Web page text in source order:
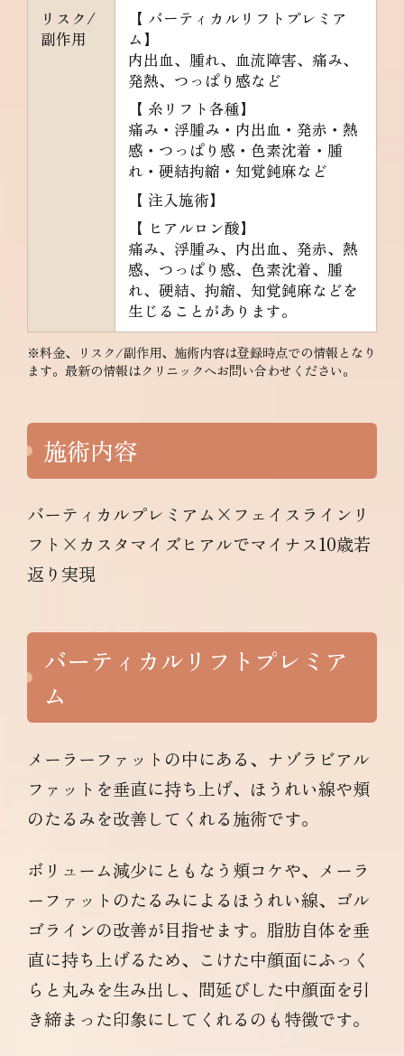
リスク/
副作用
【 バーティカルリフトプレミア
ム】
内出血、腫れ、血流障害、痛み、
発熱、つっぱり感など
【 糸リフト各種】
痛み・浮腫み・内出血・発赤・熱
感・つっぱり感・色素沈着・腫
れ・硬結拘縮・知覚鈍麻など
【 注入施術】
【 ヒアルロン酸】
痛み、浮腫み、内出血、発赤、熱
感、つっぱり感、色素沈着、腫
れ、硬結、拘縮、知覚鈍麻などを
生じることがあります。
※料金、リスク/副作用、施術内容は登録時点での情報となり
ます。最新の情報はクリニックへお問い合わせください。
施術内容
バーティカルプレミアム×フェイスラインリ
フト×カスタマイズヒアルでマイナス10歳若
返り実現
バーティカルリフトプレミア
ム
メーラーファットの中にある、ナゾラビアル
ファットを垂直に持ち上げ、ほうれい線や頬
のたるみを改善してくれる施術です。
ボリューム減少にともなう頬コケや、メーラ
ーファットのたるみによるほうれい線、ゴル
ゴラインの改善が目指せます。脂肪自体を垂
直に持ち上げるため、こけた中顔面にふっく
らと丸みを生み出し、間延びした中顔面を引
き締まった印象にしてくれるのも特徴です。